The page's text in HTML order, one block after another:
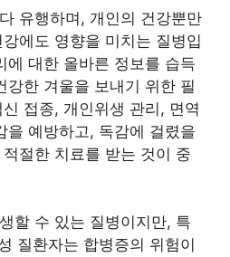
유행하며, 개인의 건강뿐만
에도 영향을 미치는 질병입
에 대한 올바른 정보를 습득
강한 겨울을 보내기 위한 필
접종, 개인위생 관리, 면역
을 예방하고, 독감에 걸렸을
절한 치료를 받는 것이 중
할 수 있는 질병이지만, 특
질환자는 합병증의 위험이